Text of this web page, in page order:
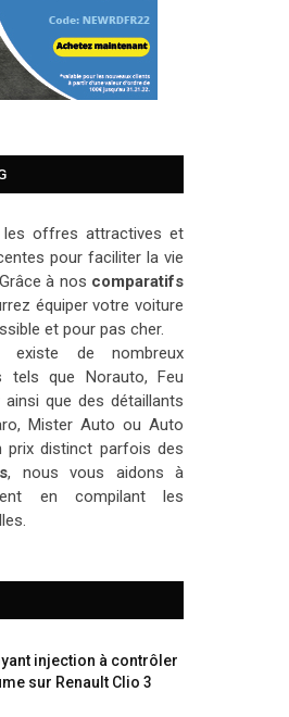
les offres attractives et
pour faciliter la vie
à nos comparatifs
équiper votre voiture
et pour pas cher.
de nombreux
tels que Norauto, Feu
que des détaillants
Mister Auto ou Auto
prix distinct parfois des
, nous vous aidons à
en compilant les
injection à contrôler
sur Renault Clio 3